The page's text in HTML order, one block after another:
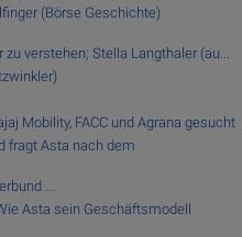
(Börse Geschichte)
verstehen; Stella Langthaler (au...
Mobility, FACC und Agrana gesucht
fragt Asta nach dem
...
Asta sein Geschäftsmodell